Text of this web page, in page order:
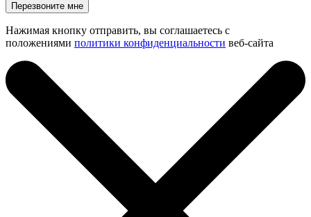
Нажимая кнопку отправить, вы соглашаетесь с
положениями политики конфиденциальности веб-сайта